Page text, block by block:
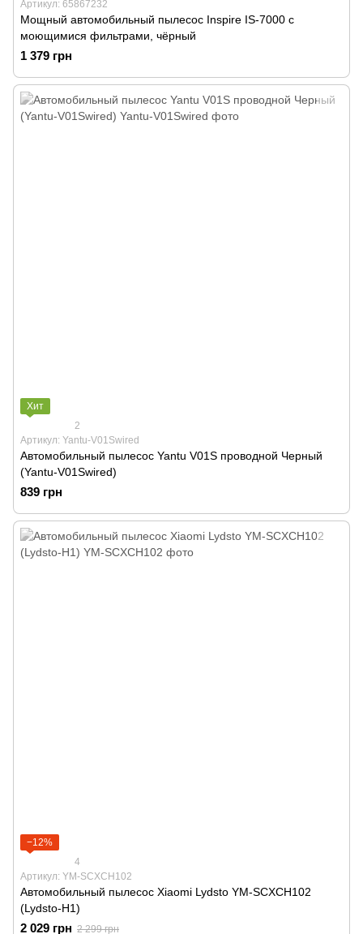
Артикул: 65867232
Мощный автомобильный пылесос Inspire IS-7000 с
моющимися фильтрами, чёрный
1 379 грн
Хит
2
Артикул: Yantu-V01Swired
Автомобильный пылесос Yantu V01S проводной Черный
(Yantu-V01Swired)
839 грн
−12%
4
Артикул: YM-SCXCH102
Автомобильный пылесос Xiaomi Lydsto YM-SCXCH102
(Lydsto-H1)
2 029 грн 2 299 грн